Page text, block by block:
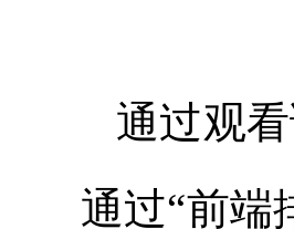
通过观
通过“前端